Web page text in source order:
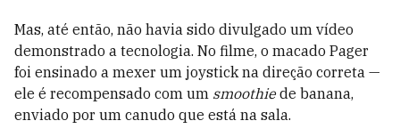
Mas, até então, não havia sido divulgado um vídeo
demonstrado a tecnologia. No filme, o macado Pager
foi ensinado a mexer um joystick na direção correta —
ele é recompensado com um smoothiede banana,
enviado por um canudo que está na sala.